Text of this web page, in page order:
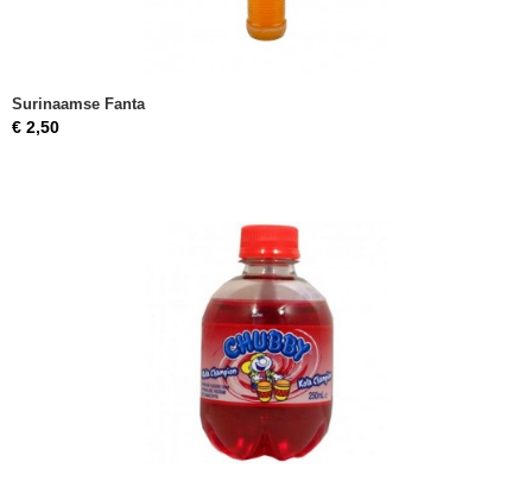
Surinaamse Fanta
€ 2,50